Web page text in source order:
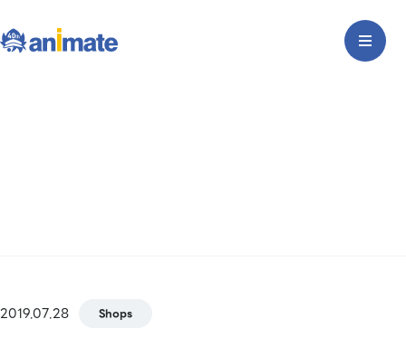
2019.07.28 Shops